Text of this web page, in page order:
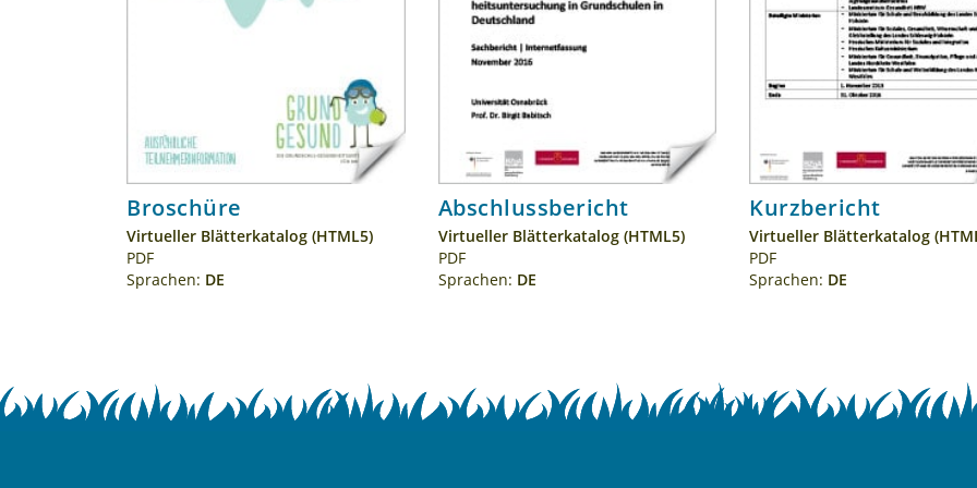
Broschüre
Virtueller Blätter­katalog (HTML5)
PDF
Sprachen: DE
Abschlussbericht
Virtueller Blätter­katalog (HTML5)
PDF
Sprachen: DE
Kurzbericht
Virtueller Blätter­katalog
PDF
Sprachen: DE